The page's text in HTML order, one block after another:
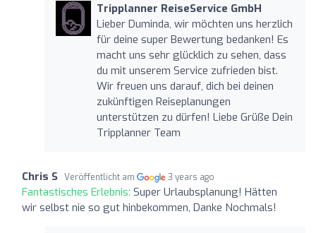
Tripplanner ReiseService GmbH
Lieber Duminda, wir möchten uns herzlich
für deine super Bewertung bedanken! Es
macht uns sehr glücklich zu sehen, dass
du mit unserem Service zufrieden bist.
Wir freuen uns darauf, dich bei deinen
zukünftigen Reiseplanungen
unterstützen zu dürfen! Liebe Grüße Dein
Tripplanner Team
Chris S Veröffentlicht am 3 years ago
Fantastisches Erlebnis: Super Urlaubsplanung! Hätten
wir selbst nie so gut hinbekommen, Danke Nochmals!